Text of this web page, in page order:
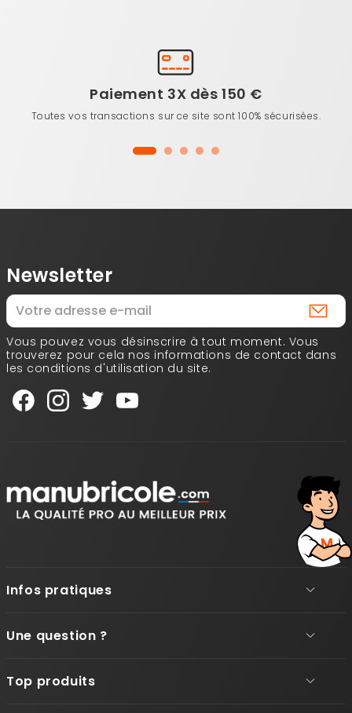
Paiement 3X dès 150 €
Toutes vos transactions sur ce site sont 100% sécurisées.
Newsletter
Vous pouvez vous désinscrire à tout moment. Vous
trouverez pour cela nos informations de contact dans
les conditions d'utilisation du site.
Infos pratiques
Une question ?
Top produits